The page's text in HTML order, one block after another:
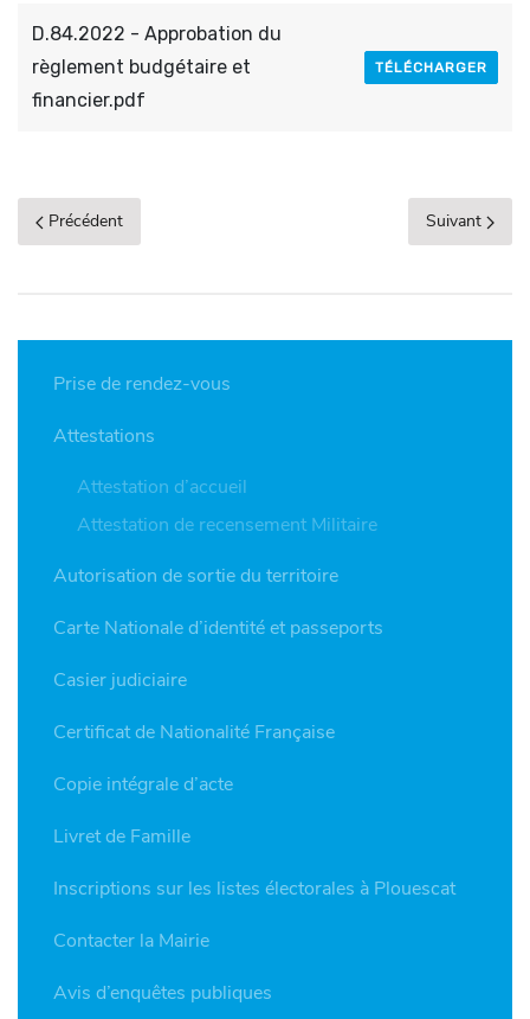
D.84.2022 - Approbation du
règlement budgétaire et
financier.pdf
TÉLÉCHARGER
Précédent Suivant
Prise de rendez-vous
Attestations
Attestation d’accueil
Attestation de recensement Militaire
Autorisation de sortie du territoire
Carte Nationale d’identité et passeports
Casier judiciaire
Certificat de Nationalité Française
Copie intégrale d’acte
Livret de Famille
Inscriptions sur les listes électorales à Plouescat
Contacter la Mairie
Avis d’enquêtes publiques